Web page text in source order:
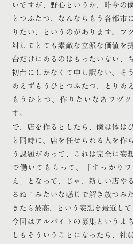
いですが、野心というか、昨今の
とつふたつ、なんならもう各都市
りたい、というのがあります。フ
対してとても素敵な立派な価値を
台だけにあるのはもったいない、
初台にしかなくて申し訳ない、そ
あえずもうひとつふたつ、とりあ
もうひとつ、作りたいなあフヅ
す。
で、店を作るとしたら、僕は体は
と同時に、店を任せられる人を作
う課題があって、これは完全に妄
で働いてもらって、「すっかり
え」となって、じゃ、新しい店や
るね！みたいな感じで解き放つみ
きたら最高、という妄想を最近して
今回はアルバイトの募集というよ
しもそういうことになったら、社